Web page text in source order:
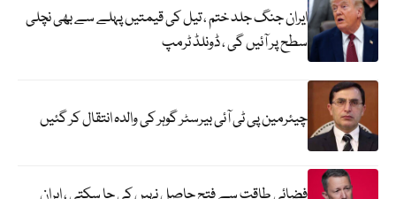
ایران جنگ جلد ختم ، تیل کی قیمتیں پہلے سے بھی نچلی
سطح پر آئیں گی ، ڈونلڈ ٹرمپ
چیئرمین پی ٹی آئی بیرسٹر گوہر کی والدہ انتقال کر گئیں